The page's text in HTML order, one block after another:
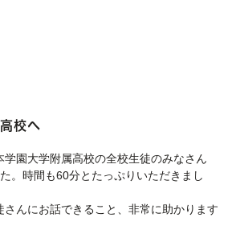
校へ
園大学附属高校の全校生徒のみなさん
。時間も60分とたっぷりいただきまし
んにお話できること、非常に助かります